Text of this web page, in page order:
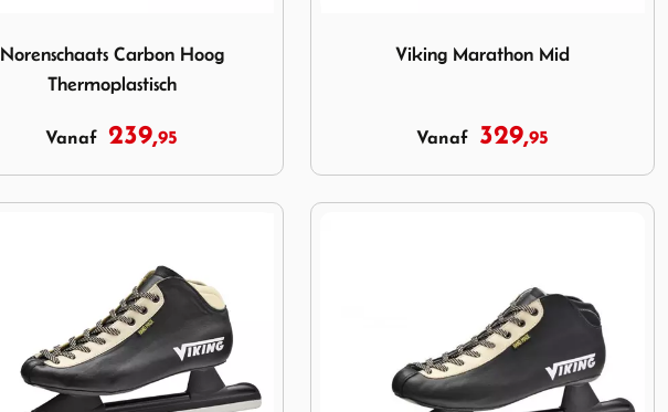
Norenschaats Carbon Hoog
Thermoplastisch
Vanaf 239,95
Viking Marathon Mid
Vanaf 329,95